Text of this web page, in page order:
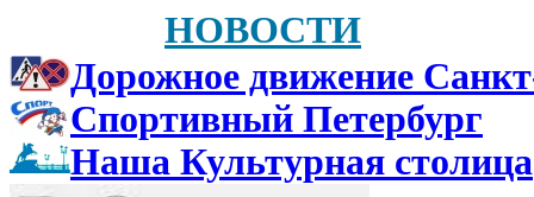
НОВОСТИ
Дорожное движение
Спортивный Петербург
Наша Культурная столица